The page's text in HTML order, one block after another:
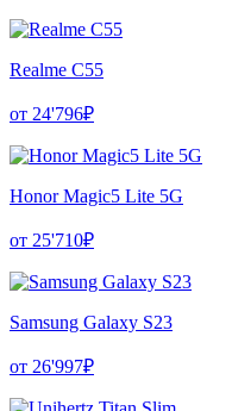
Realme C55
от 24'796₽
Honor Magic5 Lite 5G
от 25'710₽
Samsung Galaxy S23
от 26'997₽